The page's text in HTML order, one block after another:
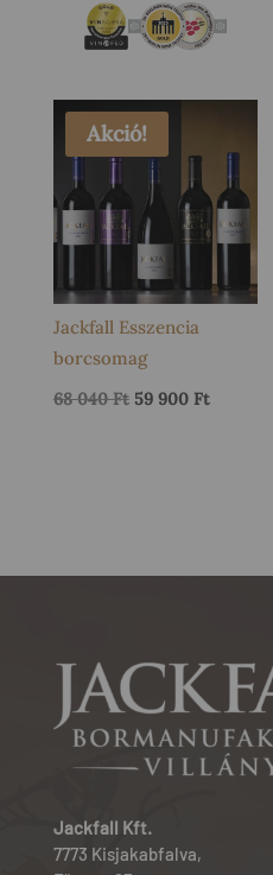
Akció!
Jackfall Esszencia
borcsomag
68 040Ft Original
59 900 FtCurrent
Jackfall Kft.
7773 Kisjakabfalva,